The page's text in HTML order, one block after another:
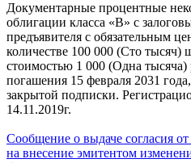
Документарные процентные
облигации класса «В» с
предъявителя с обязательным
количестве 100 000 (Сто тысяч)
стоимостью 1 000 (Одна тысяча)
погашения 15 февраля 2031
закрытой подписки.
14.11.2019г.
Сообщение о выдаче согласия
на внесение эмитентом